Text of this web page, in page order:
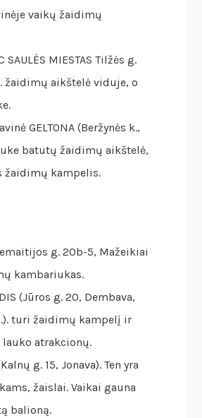
vaikų žaidimų
SAULĖS MIESTAS Tilžės g.
žaidimų aikštelė viduje, o
GELTONA (Beržynės k.,
batutų žaidimų aikštelė,
žaidimų kampelis.
g. 20b-5, Mažeikiai
kambariukas.
(Jūros g. 20, Dembava,
turi žaidimų kampelį ir
atrakcionų.
g. 15, Jonava). Ten yra
žaislai. Vaikai gauna
balioną.